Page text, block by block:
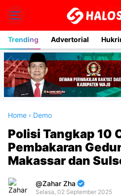
Trending Advertorial
Home › Demo
Polisi Tangkap 10
Pembakaran
Makassar dan
Zahar Zha
Selasa, 02 September 2025